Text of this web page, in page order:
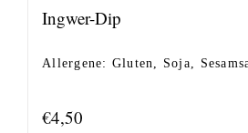
Ingwer-Dip
Allergene: Gluten, Soja,
€4,50